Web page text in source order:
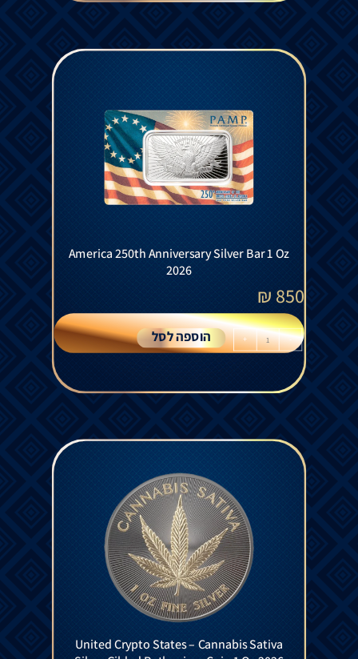
America 250th Anniversary Silver Bar 1 Oz
2026
850
₪
-
+ הוספה לסל
United Crypto States – Cannabis Sativa